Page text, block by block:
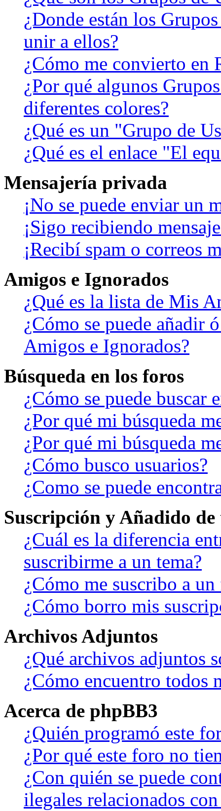
¿Donde están los
unir a ellos?
¿Cómo me convierto en
¿Por qué algunos
diferentes colores?
¿Qué es un "Grupo de
¿Qué es el enlace "El
Mensajería privada
¡No se puede enviar un
¡Sigo recibiendo
¡Recibí spam o correos
Amigos e Ignorados
¿Qué es la lista de Mis
¿Cómo se puede añadir
Amigos e Ignorados?
Búsqueda en los foros
¿Cómo se puede buscar
¿Por qué mi búsqueda
¿Por qué mi búsqueda
¿Cómo busco usuarios?
¿Como se puede
Suscripción y Añadido
¿Cuál es la diferencia
suscribirme a un tema?
¿Cómo me suscribo a
¿Cómo borro mis
Archivos Adjuntos
¿Qué archivos adjuntos
¿Cómo encuentro todos
Acerca de phpBB3
¿Quién programó este
¿Por qué este foro no
¿Con quién se puede
ilegales relacionados